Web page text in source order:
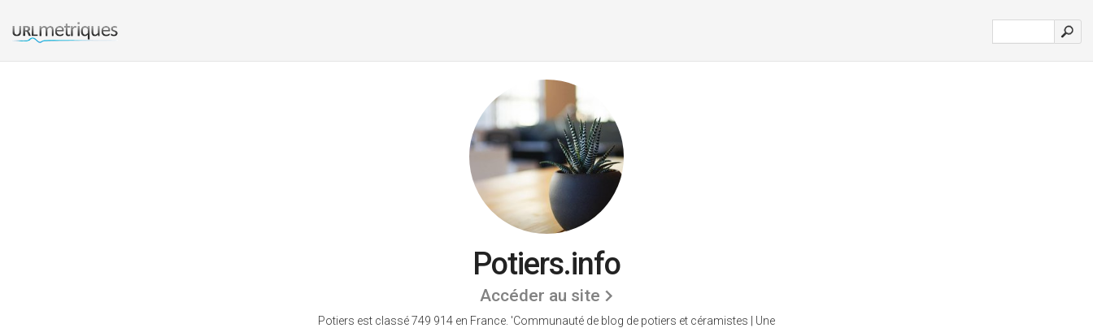
Potiers.info
Accéder au site
Potiers est classé 749 914 en France. 'Communauté de blog de potiers et céramistes | Une